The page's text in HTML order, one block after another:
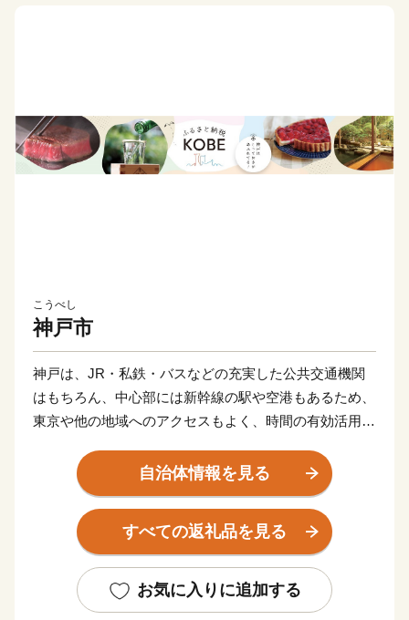
こうべし
神戸市
神戸は、JR・私鉄・バスなどの充実した公共交通機関
はもちろん、中心部には新幹線の駅や空港もあるため、
東京や他の地域へのアクセスもよく、時間の有効活用に
しかし、これだけではありません。神戸の魅力は、何よ
り、都会と自然が近いということ。海と山に囲まれ、心
地よい風が吹く。
が広がっています。
さらに、住んでいる人や訪れる人が盛んに交流する街で
自治体情報を見る
すべての返礼品を見る
お気に入りに追加する